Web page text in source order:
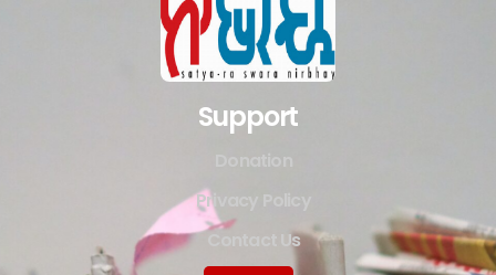
Support
Privacy Policy
Contact Us